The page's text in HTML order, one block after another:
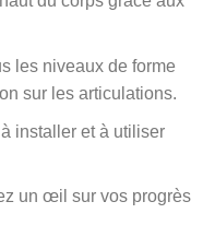
les niveaux de forme
sur les articulations.
installer et à utiliser
un œil sur vos progrès